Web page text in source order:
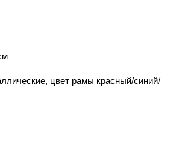
цвет рамы красный/синий/